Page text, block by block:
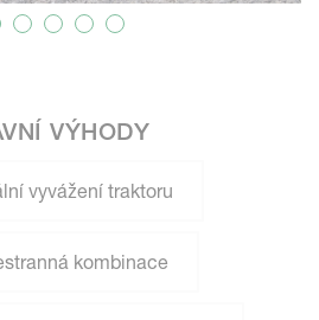
VÝHODY
vyvážení traktoru
kombinace